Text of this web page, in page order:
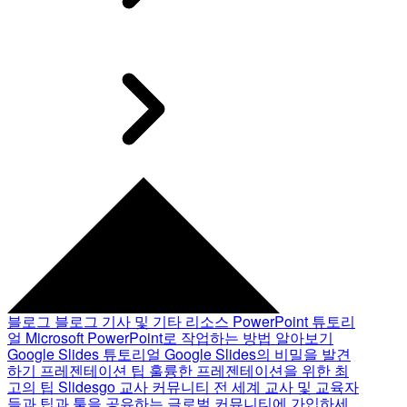
블로그 블로그 기사 및 기타 리소스 PowerPoint 튜토리
얼 Microsoft PowerPoint로 작업하는 방법 알아보기
Google Slides 튜토리얼 Google Slides의 비밀을 발견
하기 프레젠테이션 팁 훌륭한 프레젠테이션을 위한 최
고의 팁 Slidesgo 교사 커뮤니티 전 세계 교사 및 교육자